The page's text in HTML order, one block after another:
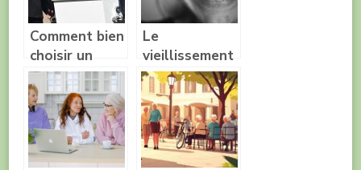
Comment bien
choisir un
cercueil ?
Le
vieillissement
de la peau et
les
traitements
existants